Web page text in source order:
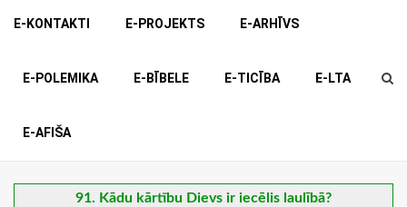
E-KONTAKTI E-PROJEKTS E-ARHĪVS
E-POLEMIKA E-BĪBELE E-TICĪBA E-LTA
E-AFIŠA
91. Kādu kārtību Dievs ir iecēlis laulībā?